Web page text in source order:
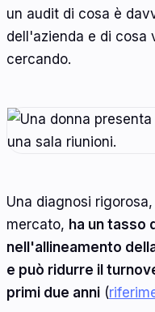
un audit di cosa è
dell'azienda e di cosa
cercando.
Una diagnosi
mercato, ha un tasso
nell'allineamento
e può ridurre il
primi due anni (